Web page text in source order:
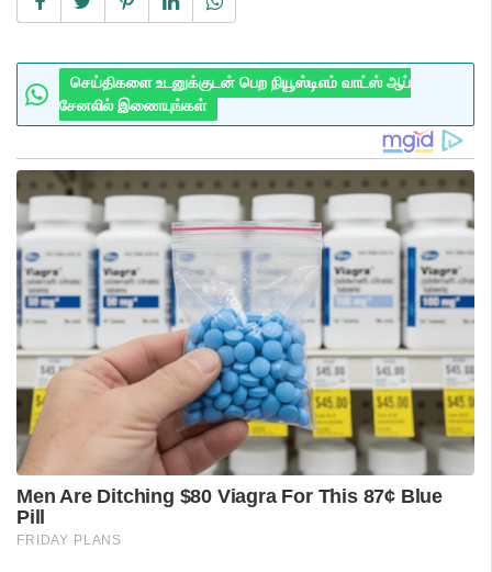
செய்திகளை உடனுக்குடன் பெற நியூஸ்டிஎம் வாட்ஸ் ஆப்
சேனலில் இணையுங்கள்